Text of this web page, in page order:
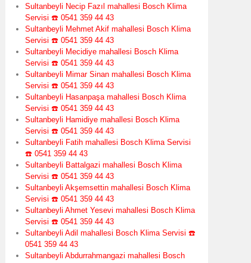
Sultanbeyli Necip Fazıl mahallesi Bosch Klima
Servisi ☎️ 0541 359 44 43
Sultanbeyli Mehmet Akif mahallesi Bosch Klima
Servisi ☎️ 0541 359 44 43
Sultanbeyli Mecidiye mahallesi Bosch Klima
Servisi ☎️ 0541 359 44 43
Sultanbeyli Mimar Sinan mahallesi Bosch Klima
Servisi ☎️ 0541 359 44 43
Sultanbeyli Hasanpaşa mahallesi Bosch Klima
Servisi ☎️ 0541 359 44 43
Sultanbeyli Hamidiye mahallesi Bosch Klima
Servisi ☎️ 0541 359 44 43
Sultanbeyli Fatih mahallesi Bosch Klima Servisi
☎️ 0541 359 44 43
Sultanbeyli Battalgazi mahallesi Bosch Klima
Servisi ☎️ 0541 359 44 43
Sultanbeyli Akşemsettin mahallesi Bosch Klima
Servisi ☎️ 0541 359 44 43
Sultanbeyli Ahmet Yesevi mahallesi Bosch Klima
Servisi ☎️ 0541 359 44 43
Sultanbeyli Adil mahallesi Bosch Klima Servisi ☎️
0541 359 44 43
Sultanbeyli Abdurrahmangazi mahallesi Bosch